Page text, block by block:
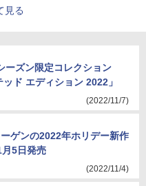
見る
DIY
ーズン限定コレクション
ッド エディション 2022」
(2022/11/7)
ゲンの2022年ホリデー新作
5日発売
(2022/11/4)